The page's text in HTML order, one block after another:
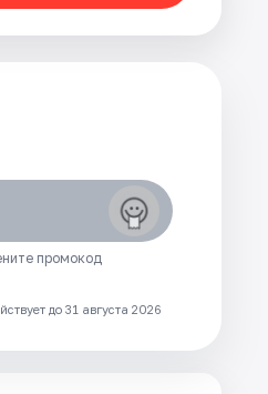
промокод
до 31 августа 2026